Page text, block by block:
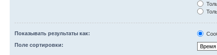
Показывать результаты как:
Поле сортировки: